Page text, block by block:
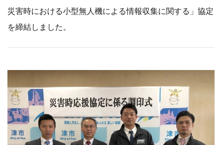
災害時における小型無人機による情報収集に関する」協定
を締結しました。